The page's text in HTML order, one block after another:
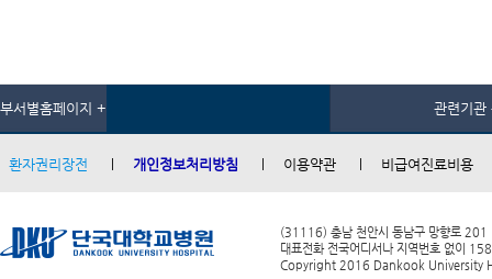
부서별홈페이지 + 관련기관
환자권리장전 개인정보처리방침 이용약관 비급여진료비용
(31116) 충남 천안시 동남구 망향로 201
대표전화 전국어디서나 지역번호 없이
Copyright 2016 Dankook University